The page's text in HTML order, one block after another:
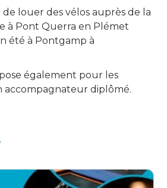
de louer des vélos auprès de la
à Pont Querra en Plémet
été à Pontgamp à
également pour les
accompagnateur diplômé.